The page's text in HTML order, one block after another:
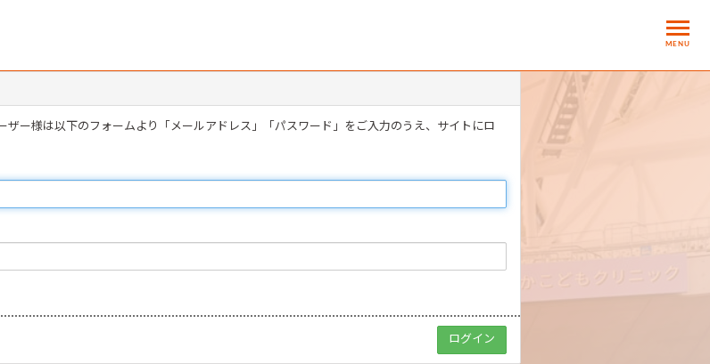
MENU
ー様は以下のフォームより「メールアドレス」「パスワード」をご入力のうえ、サイトにロ